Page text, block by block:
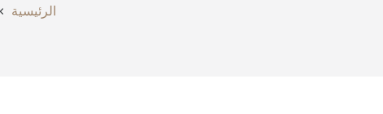
الرئيسية